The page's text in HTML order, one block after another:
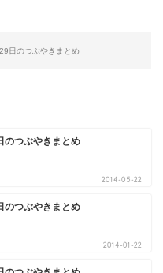
日のつぶやきまとめ
のつぶやきまとめ
2014-05-22
のつぶやきまとめ
2014-01-22